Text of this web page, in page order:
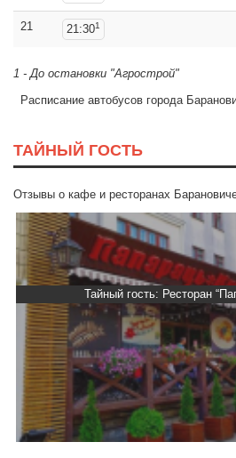
21 21:301
1 - До остановки "Агрострой"
Расписание автобусов города
ТАЙНЫЙ ГОСТЬ
Отзывы о кафе и ресторанах
Тайный гость: Ресторан